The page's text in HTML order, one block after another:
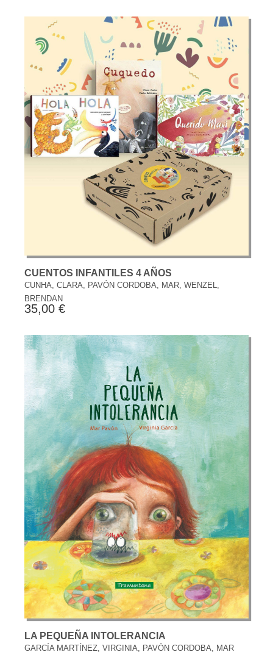
CUENTOS INFANTILES 4 AÑOS
CUNHA, CLARA, PAVÓN CORDOBA, MAR, WENZEL,
BRENDAN
35,00 €
LA PEQUEÑA INTOLERANCIA
GARCÍA MARTÍNEZ, VIRGINIA, PAVÓN CORDOBA, MAR